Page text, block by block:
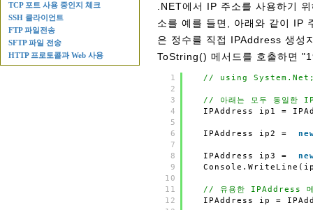
TCP 포트 사용 중인지 체크
SSH 클라이언트
FTP 파일전송
SFTP 파일 전송
HTTP 프로토콜과 Web 사용
.NET에서 IP 주소를 사용하기
소를 예를 들면, 아래와 같이 IP
은 정수를 직접 IPAddress 생성
ToString() 메서드를 호출하면
1
2
3
4
5
6
7
8
9
10
11
12
// using
// 아래는 모두 동일한
IPAddress ip1 =
IPAddress ip2 =
IPAddress ip3 =
// 유용한 IPAddress 메
IPAddress ip =